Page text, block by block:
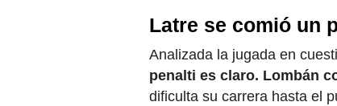
Latre se comió un
Analizada la jugada en
penalti es claro. Lombán
dificulta su carrera hasta el